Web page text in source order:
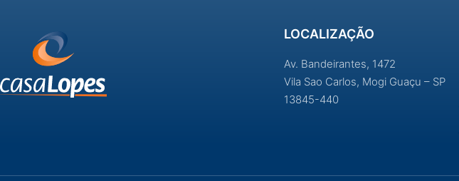
LOCALIZAÇÃO
Av. Bandeirantes, 1472
Vila Sao Carlos, Mogi Guaçu – SP
13845-440